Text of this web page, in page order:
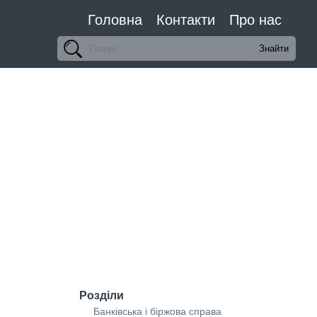
Головна Контакти Про нас
Розділи
Банківська і біржова справа